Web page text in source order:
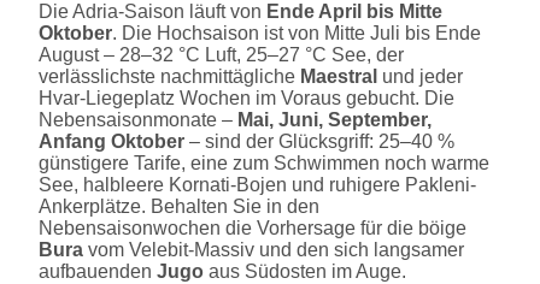
Die Adria-Saison läuft von Ende April bis Mitte
Oktober. Die Hochsaison ist von Mitte Juli bis Ende
August – 28–32 °C Luft, 25–27 °C See, der
verlässlichste nachmittägliche Maestral und jeder
Hvar-Liegeplatz Wochen im Voraus gebucht. Die
Nebensaisonmonate – Mai, Juni, September,
Anfang Oktober – sind der Glücksgriff: 25–40 %
günstigere Tarife, eine zum Schwimmen noch warme
See, halbleere Kornati-Bojen und ruhigere Pakleni-
Ankerplätze. Behalten Sie in den
Nebensaisonwochen die Vorhersage für die böige
Bura vom Velebit-Massiv und den sich langsamer
aufbauenden Jugo aus Südosten im Auge.